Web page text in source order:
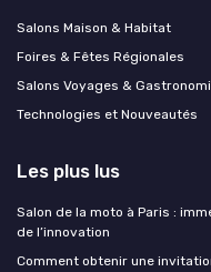
Salons Maison & Habitat
Foires & Fêtes Régionales
Salons Voyages &
Technologies et Nouveautés
Les plus lus
Salon de la moto à Paris :
de l’innovation
Comment obtenir une